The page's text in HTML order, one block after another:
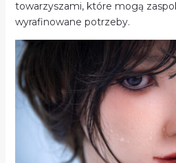
towarzyszami, które mogą
wyrafinowane potrzeby.